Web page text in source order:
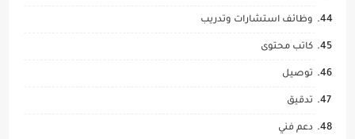
وظائف استشارات وتدريب
كاتب محتوى
توصيل
تدقيق
دعم فني